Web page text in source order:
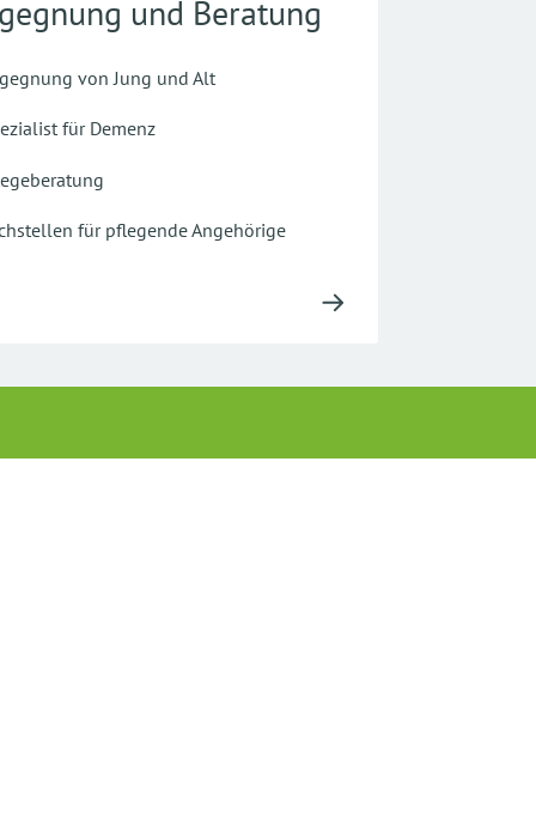
und Beratung
von Jung und Alt
für Demenz
für pflegende Angehörige